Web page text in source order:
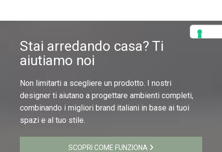
Stai arredando casa? Ti
aiutiamo noi
Non limitarti a scegliere un prodotto. I nostri
designer ti aiutano a progettare ambienti completi,
combinando i migliori brand italiani in base ai tuoi
spazi e al tuo stile.
SCOPRI COME FUNZIONA